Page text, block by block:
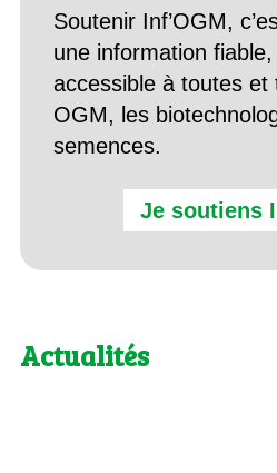
Soutenir Inf’OGM,
une information
accessible à toutes et
OGM, les
semences.
Je soutiens
Actualités